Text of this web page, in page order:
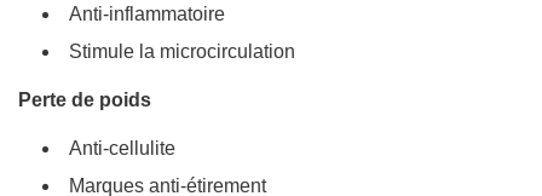
Anti-inflammatoire
Stimule la microcirculation
Perte de poids
Anti-cellulite
Marques anti-étirement